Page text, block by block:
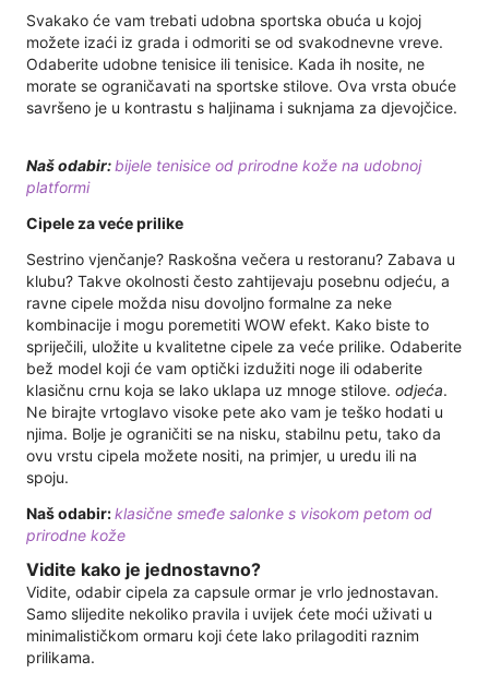
Svakako će vam trebati udobna sportska obuća u kojoj
možete izaći iz grada i odmoriti se od svakodnevne vreve.
Odaberite udobne tenisice ili tenisice. Kada ih nosite, ne
morate se ograničavati na sportske stilove. Ova vrsta obuće
savršeno je u kontrastu s haljinama i suknjama za djevojčice.
Naš odabir:bijele tenisice od prirodne kože na udobnoj
platformi
Cipele za veće prilike
Sestrino vjenčanje? Raskošna večera u restoranu? Zabava u
klubu? Takve okolnosti često zahtijevaju posebnu odjeću, a
ravne cipele možda nisu dovoljno formalne za neke
kombinacije i mogu poremetiti WOW efekt. Kako biste to
spriječili, uložite u kvalitetne cipele za veće prilike. Odaberite
bež model koji će vam optički izdužiti noge ili odaberite
klasičnu crnu koja se lako uklapa uz mnoge stilove. odjeća.
Ne birajte vrtoglavo visoke pete ako vam je teško hodati u
njima. Bolje je ograničiti se na nisku, stabilnu petu, tako da
ovu vrstu cipela možete nositi, na primjer, u uredu ili na
spoju.
Naš odabir:klasične smeđe salonke s visokom petom od
prirodne kože
Vidite kako je jednostavno?
Vidite, odabir cipela za capsule ormar je vrlo jednostavan.
Samo slijedite nekoliko pravila i uvijek ćete moći uživati ​​u
minimalističkom ormaru koji ćete lako prilagoditi raznim
prilikama.